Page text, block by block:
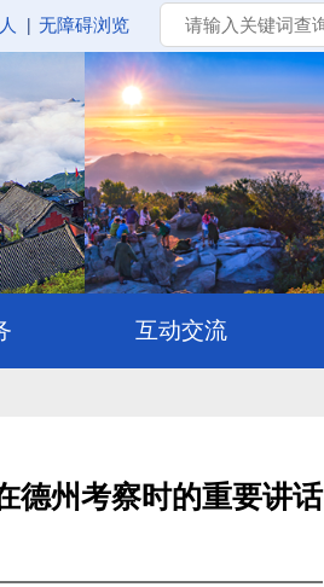
无障碍浏览
德州考察时的重要讲话